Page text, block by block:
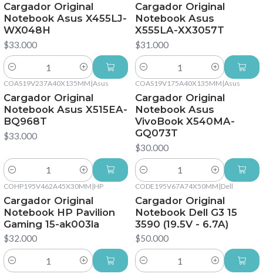
Cargador Original
Notebook Asus X455LJ-
WX048H
$33.000
Cantidad
Cargador Original
Notebook Asus
X555LA-XX3057T
$31.000
Cantidad
COAS19V237A40X135MM |Asus
Cargador Original
Notebook Asus X515EA-
BQ968T
$33.000
Cantidad
COAS19V175A40X135MM |Asus
Cargador Original
Notebook Asus
VivoBook X540MA-
GQ073T
$30.000
Cantidad
COHP195V462A45X30MM |HP
Cargador Original
Notebook HP Pavilion
Gaming 15-ak003la
$32.000
Cantidad
CODE195V67A74X50MM |Dell
Cargador Original
Notebook Dell G3 15
3590 (19.5V - 6.7A)
$50.000
Cantidad